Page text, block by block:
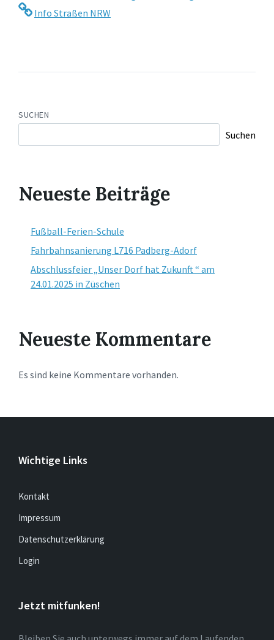
Info Straßen NRW
SUCHEN
Suchen
Neueste Beiträge
Fußball-Ferien-Schule
Fahrbahnsanierung L716 Padberg-Adorf
Abschlussfeier „Unser Dorf hat Zukunft “ am
24.01.2025 in Züschen
Neueste Kommentare
Es sind keine Kommentare vorhanden.
Wichtige Links
Kontakt
Impressum
Datenschutzerklärung
Login
Jetzt mitfunken!